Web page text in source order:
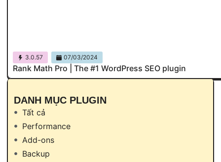
3.0.57 07/03/2024
Rank Math Pro | The #1 WordPress SEO plugin
DANH MỤC PLUGIN
Tất cả
Performance
Add-ons
Backup